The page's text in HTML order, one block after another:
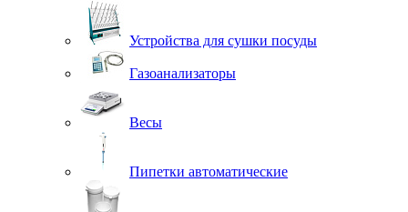
Устройства для сушки посуды
Газоанализаторы
Весы
Пипетки автоматические